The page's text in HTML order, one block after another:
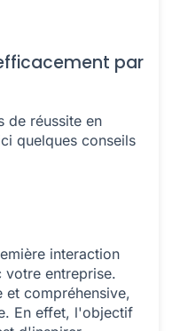
par
de réussite en
quelques conseils
interaction
entreprise.
et compréhensive,
En effet, l'objectif